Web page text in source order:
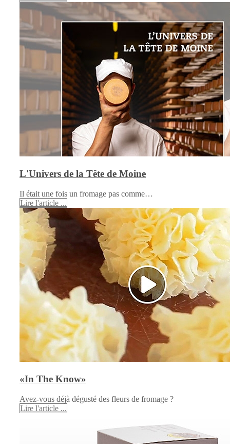
L'Univers de la Tête de Moine
Il était une fois un fromage pas comme…
Lire l'article ...
«In The Know»
Avez-vous déjà dégusté des fleurs de fromage ?
Lire l'article ...